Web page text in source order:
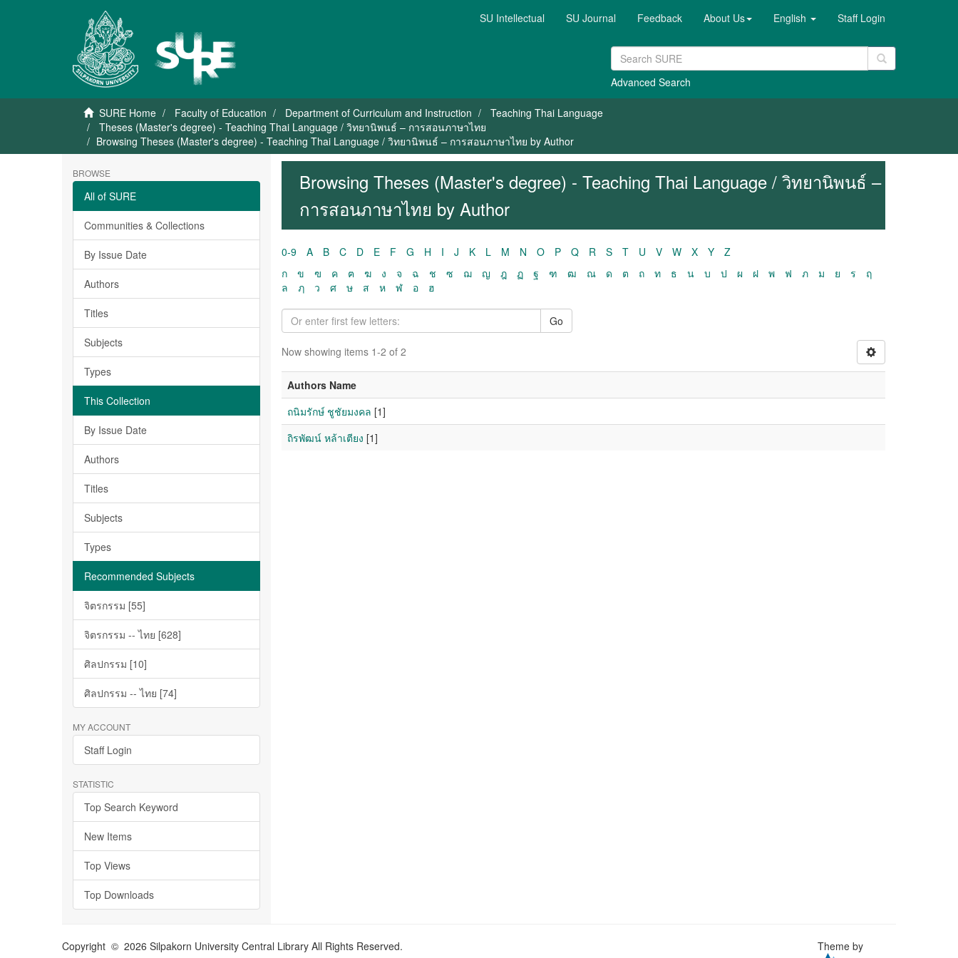
SU Intellectual SU Journal Feedback About Us English Staff Login
Advanced Search
SURE Home Faculty of Education Department of Curriculum and Instruction
Teaching Thai Language
Theses (Master's degree) - Teaching Thai Language / วิทยานิพนธ์ – การสอนภาษาไทย
Browsing Theses (Master's degree) - Teaching Thai Language / วิทยานิพนธ์ – การสอนภาษาไทย by Author
BROWSE
All of SURE
Communities & Collections
By Issue Date
Authors
Titles
Subjects
Types
This Collection
By Issue Date
Authors
Titles
Subjects
Types
Recommended Subjects
จิตรกรรม [55]
จิตรกรรม -- ไทย [628]
ศิลปกรรม [10]
ศิลปกรรม -- ไทย [74]
MY ACCOUNT
Staff Login
STATISTIC
Top Search Keyword
New Items
Top Views
Top Downloads
Browsing Theses (Master's degree) - Teaching Thai Language / วิทยานิพนธ์ –
การสอนภาษาไทย by Author
0-9 A B C D E F G H I J K L M N O P Q R S T U V W X Y
Z
ก
ข ฃ ค ฅ ฆ ง จ ฉ ช ซ ฌ ญ ฎ ฏ ฐ ฑ ฒ ณ ด ต ถ ท ธ น บ ป ผ ฝ พ ฟ ภ ม ย ร
ฤ
ล
ฦ ว ศ ษ ส ห ฬ อ ฮ
Go
Now showing items 1-2 of 2
Authors Name
ถนิมรักษ์ ชูชัยมงคล [1]
ถิรพัฒน์ หล้าเตียง [1]
Copyright © 2026 Silpakorn University Central Library All Rights Reserved. Theme by